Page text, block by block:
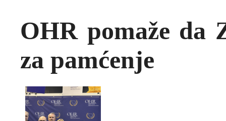
OHR pomaže da
za pamćenje